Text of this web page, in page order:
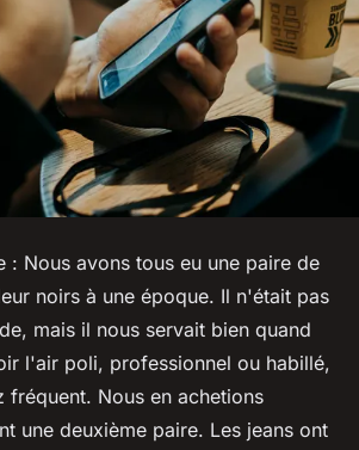
: Nous avons tous eu une paire de
noirs à une époque. Il n'était pas
mais il nous servait bien quand
l'air poli, professionnel ou habillé,
fréquent. Nous en achetions
une deuxième paire. Les jeans ont